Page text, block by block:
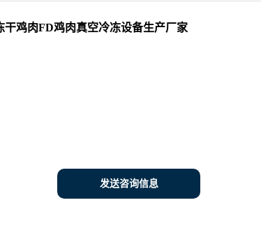
干鸡肉FD鸡肉真空冷冻设备生产厂家
发送咨询信息